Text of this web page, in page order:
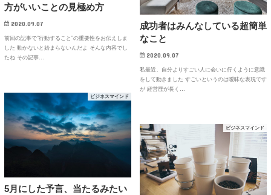
方がいいことの見極め方
2020.09.07
前回の記事で”行動すること”の重要性をお伝えしま
した 動かないと始まらないんだよ そんな内容でし
たね その記事…
成功者はみんなしている超簡単
なこと
2020.09.07
私最近、自分よりすごい人に会いに行くように意識
をして動きました すごいというのは曖昧な表現です
が 経営歴が長く…
ビジネスマインド
5月にした予言、当たるみたい
ビジネスマインド